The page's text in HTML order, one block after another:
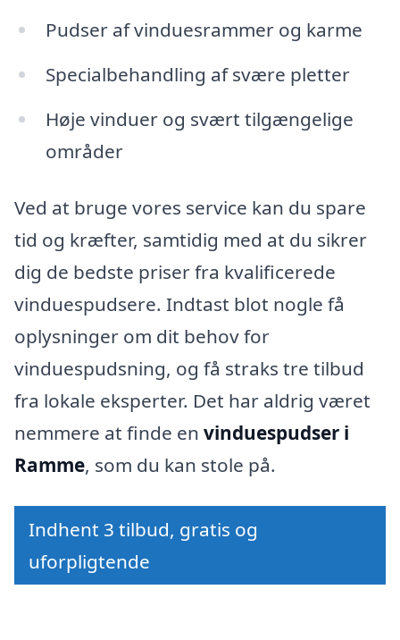
Pudser af vinduesrammer og karme
Specialbehandling af svære pletter
Høje vinduer og svært tilgængelige
områder
Ved at bruge vores service kan du spare
tid og kræfter, samtidig med at du sikrer
dig de bedste priser fra kvalificerede
vinduespudsere. Indtast blot nogle få
oplysninger om dit behov for
vinduespudsning, og få straks tre tilbud
fra lokale eksperter. Det har aldrig været
nemmere at finde en vinduespudser i
Ramme, som du kan stole på.
Indhent 3 tilbud, gratis og
uforpligtende